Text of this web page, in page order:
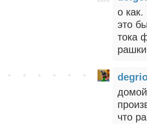
о как.
это
тока
что